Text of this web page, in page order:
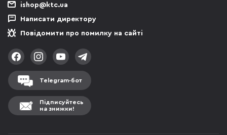
ishop@ktc.ua
Написати директору
Повідомити про помилку на сайті
Telegram-бот
Підписуйтесь
на знижки!